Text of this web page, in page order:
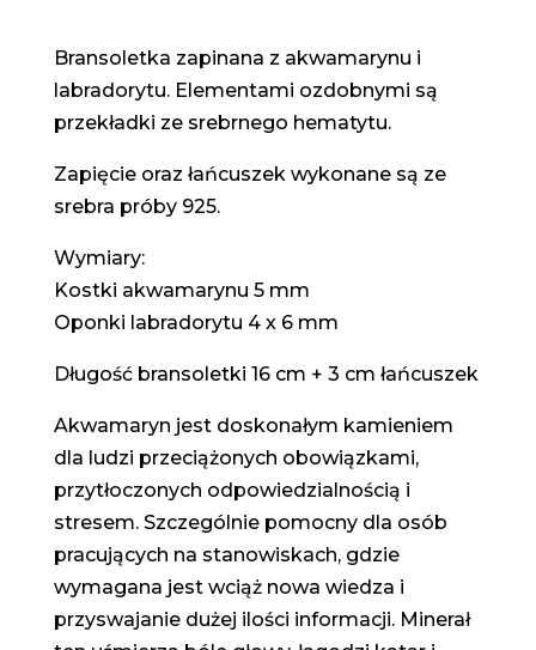
Bransoletka zapinana z akwamarynu i
labradorytu. Elementami ozdobnymi są
przekładki ze srebrnego hematytu.
Zapięcie oraz łańcuszek wykonane są ze
srebra próby 925.
Wymiary:
Kostki akwamarynu 5 mm
Oponki labradorytu 4 x 6 mm
Długość bransoletki 16 cm + 3 cm łańcuszek
Akwamaryn jest doskonałym kamieniem
dla ludzi przeciążonych obowiązkami,
przytłoczonych odpowiedzialnością i
stresem. Szczególnie pomocny dla osób
pracujących na stanowiskach, gdzie
wymagana jest wciąż nowa wiedza i
przyswajanie dużej ilości informacji. Minerał